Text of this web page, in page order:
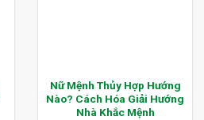
Nữ Mệnh Thủy Hợp Hướng
Nào? Cách Hóa Giải Hướng
Nhà Khắc Mệnh